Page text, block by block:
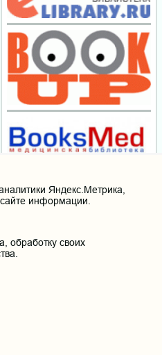
Яндекс.Метрика,
информации.
обработку своих